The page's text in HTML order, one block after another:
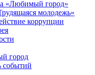
«Любимый город»
молодежь»
коррупции
город
событий